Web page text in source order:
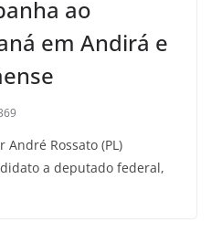
ao
em Andirá e
André Rossato (PL)
a deputado federal,